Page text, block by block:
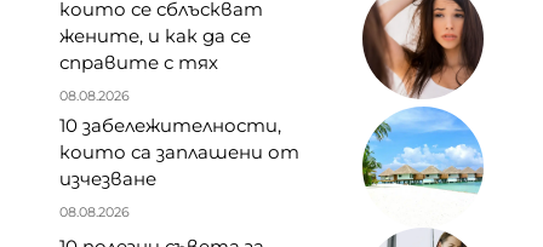
които се сблъскват
жените, и как да се
справите с тях
08.08.2026
10 забележителности,
които са заплашени от
изчезване
08.08.2026